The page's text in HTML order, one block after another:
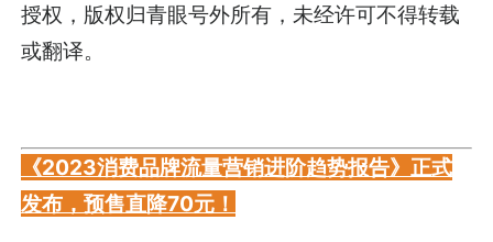
授权，版权归青眼号外所有，未经许可不得转载
或翻译。
《2023消费品牌流量营销进阶趋势报告》正式
发布，预售直降70元！